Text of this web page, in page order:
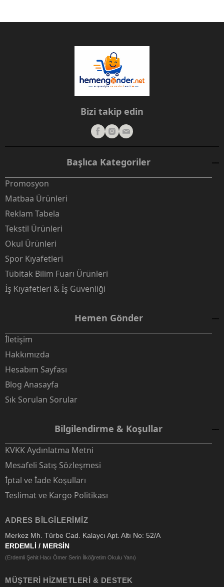
Bizi takip edin
Başlıca Kategoriler
Promosyon
Matbaa Ürünleri
Reklam Tabela
Tekstil Ürünleri
Okul Ürünleri
Spor Kıyafetleri
Tübitak Bilim Fuarı Ürünleri
İş Kıyafetleri & İş Güvenliği
Hemen Gönder
İletişim
Hakkımızda
Hesabım Sayfası
Blog Anasayfa
Sık Sorulan Sorular
Bilgilendirme & Koşullar
KVKK Aydınlatma Metni
Mesafeli Satış Sözleşmesi
İptal ve İade Koşulları
Teslimat ve Kargo Politikası
ADRES BILGILERIMIZ
Merkez Mh. Türbe Cad. Kalaycı Apt. Altı No: 52/A
ERDEMLİ / MERSİN
(Erdemli Şehit Hacı Ömer Serin İlköğretim Okulu Yanı)
MÜŞTERI HIZMETLERI & DESTEK